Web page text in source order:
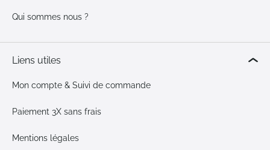
Qui sommes nous ?
Liens utiles
Mon compte & Suivi de commande
Paiement 3X sans frais
Mentions légales